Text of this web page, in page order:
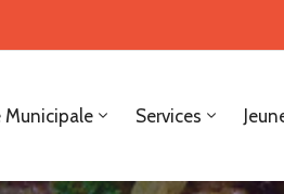
Municipale Services